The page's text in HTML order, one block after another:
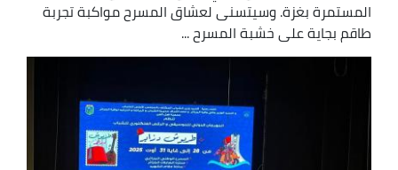
المستمرة بغزة. وسيتسنى لعشاق المسرح مواكبة تجربة
طاقم بجاية على خشبة المسرح ...